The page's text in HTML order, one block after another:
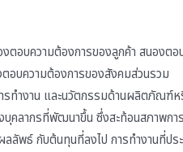
บความต้องการของลูกค้า สนองตอ
อบความต้องการของสังคมส่วนรวม
ทำงาน และนวัตกรรมด้านผลิตภัณฑ์ห
ลากรที่พัฒนาขึ้น ซึ่งสะท้อนสภาพกา
พธ์ กับต้นทุนที่ลงไป การทำงานที่ปร